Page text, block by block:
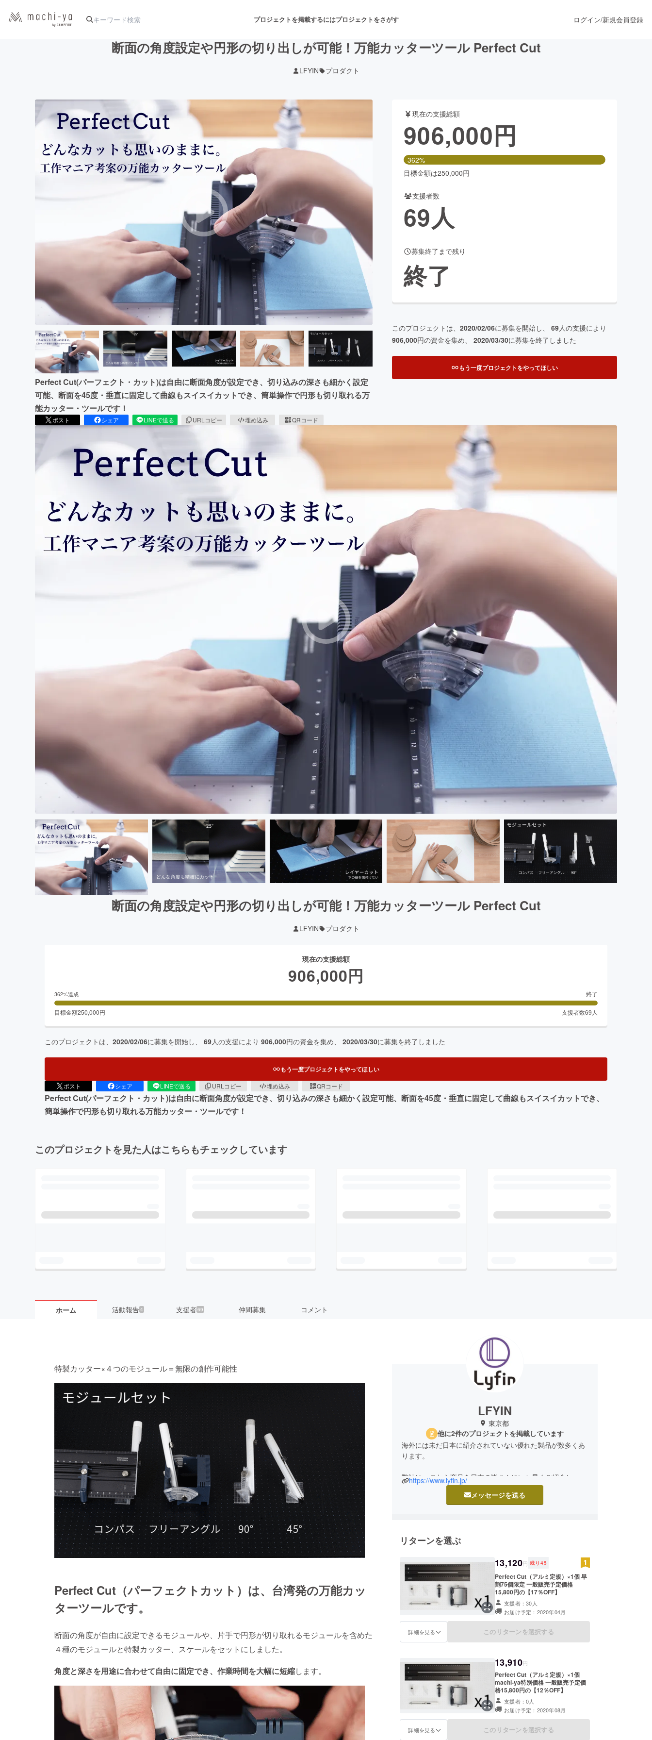
プロジェクトを掲載するにはプロジェクトをさがす
アート・写真 舞台・パフォーマンス
テクノロジー・ガジェット ゲーム・サービス開発 ファッション
映像・映画 書籍・雑誌出版
チャレンジ ビューティー・ヘルスケア
まちづくり・地域活性化
CAMPFIRE for Social Good
CAMPFIRE Creation
CAMPFIREふるさと納税
コミュニティ
ログイン/新規会員登録
断面の角度設定や円形の切り出しが可能！万能カッターツール Perfect Cut
LFYIN プロダクト
Perfect Cut(パーフェクト・カット)は自由に断面角度が設定でき、切り込みの深さも細かく設定
可能、断面を45度・垂直に固定して曲線もスイスイカットでき、簡単操作で円形も切り取れる万
能カッター・ツールです！
ポスト シェア LINEで送る URLコピー 埋め込み QRコード
現在の支援総額
906,000円
362%
目標金額は250,000円
支援者数
69人
募集終了まで残り
終了
このプロジェクトは、 2020/02/06に募集を開始し、 69人の支援により
906,000円の資金を集め、 2020/03/30に募集を終了しました
もう一度プロジェクトをやってほしい
断面の角度設定や円形の切り出しが可能！万能カッターツール Perfect Cut
LFYIN プロダクト
現在の支援総額
906,000円
362%達成 終了
目標金額250,000円 支援者数69 人
このプロジェクトは、 2020/02/06に募集を開始し、 69人の支援により 906,000円の資金を集め、 2020/03/30に募集を終了しました
もう一度プロジェクトをやってほしい
ポスト シェア LINEで送る URLコピー 埋め込み QRコード
Perfect Cut(パーフェクト・カット)は自由に断面角度が設定でき、切り込みの深さも細かく設定可能、断面を45度・垂直に固定して曲線もスイスイカットでき、
簡単操作で円形も切り取れる万能カッター・ツールです！
このプロジェクトを見た人はこちらもチェックしています
ホーム 活動報告4 支援者69 仲間募集 コメント
特製カッター×４つのモジュール＝無限の創作可能性
Perfect Cut（パーフェクトカット）は、台湾発の万能カッ
ターツールです。
断面の角度が自由に設定できるモジュールや、片手で円形が切り取れるモジュールを含めた
４種のモジュールと特製カッター、スケールをセットにしました。
角度と深さを用途に合わせて自由に固定でき、作業時間を大幅に短縮します。
LFYIN
東京都
他に2件のプロジェクトを掲載しています
海外には未だ日本に紹介されていない優れた製品が数多くあ
ります。
弊社は これら商品を日本の皆さんにいち早くご紹介し、そ
れらを手にしてもらえる事で皆様がよりハッピーになって貰
う事を目指しています。
う気持ちを込めて、Life＋Fine を組み合わせた造語です。
株式会社ライフィン Import ＆ Export
https://www.lyfin.jp/
メッセージを送る
リターンを選ぶ
13,120円 残り 45
Perfect Cut（アルミ定規）×1個 早
割75個限定 一般販売予定価格
15,800円の【17％OFF】
支援者：30人
お届け予定：2020年04月
詳細を見る このリターンを選択する
13,910円
Perfect Cut（アルミ定規）×1個
machi-ya特別価格 一般販売予定価
格15,800円の【12％OFF】
支援者：0人
お届け予定：2020年08月
詳細を見る このリターンを選択する